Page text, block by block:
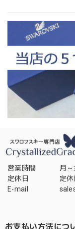
営業時間
月
定休日
定
E-mail
お支払い方法につ